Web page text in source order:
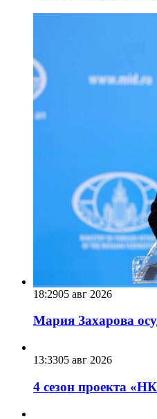
18:2905 авг 2026
Мария Захарова
13:3305 авг 2026
4 сезон проекта